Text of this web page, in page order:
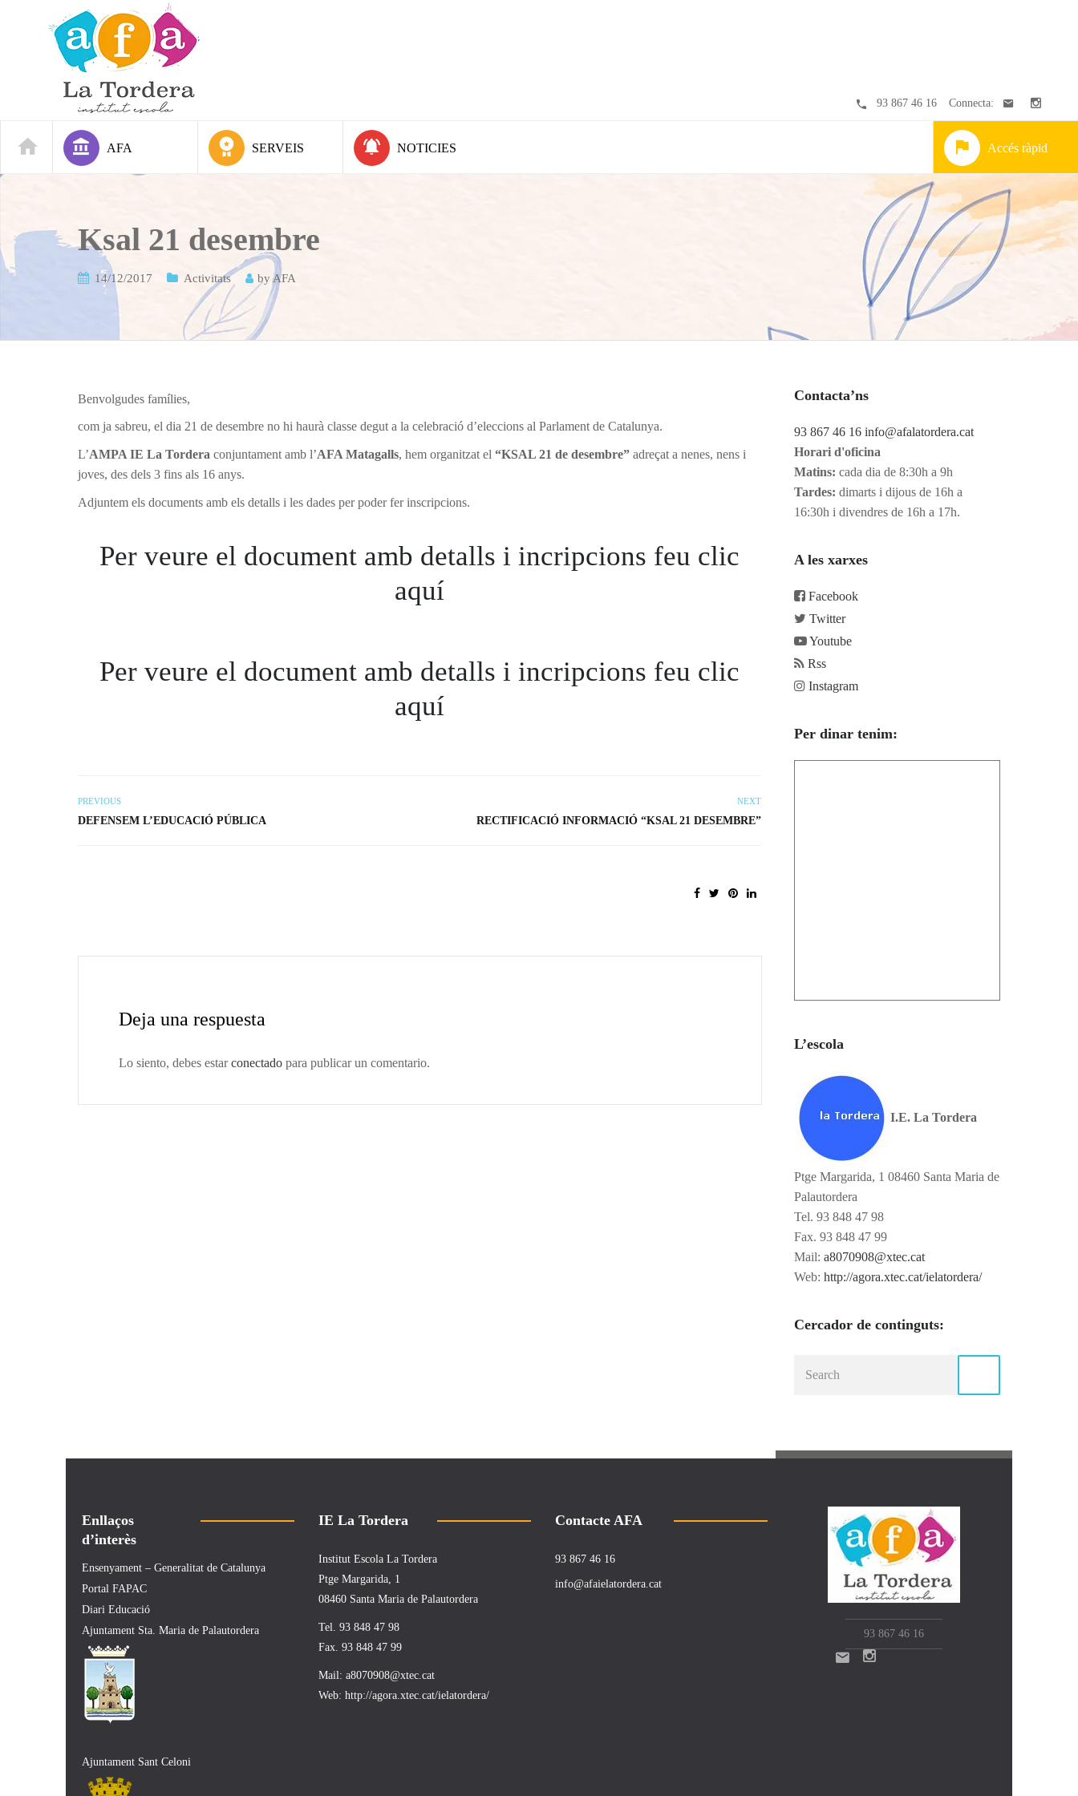
Connecta:
93 867 46 16
AFA SERVEIS NOTICIES Accés ràpid
Ksal 21 desembre
14/12/2017 Activitats byAFA
Benvolgudes famílies,
com ja sabreu, el dia 21 de desembre no hi haurà classe degut a la celebració d’eleccions al Parlament de Catalunya.
L’AMPA IE La Tordera conjuntament amb l’AFA Matagalls, hem organitzat el “KSAL 21 de desembre” adreçat a nenes, nens i
joves, des dels 3 fins als 16 anys.
Adjuntem els documents amb els detalls i les dades per poder fer inscripcions.
Per veure el document amb detalls i incripcions feu clic
aquí
Per veure el document amb detalls i incripcions feu clic
aquí
PREVIOUS
DEFENSEM L’EDUCACIÓ PÚBLICA
NEXT
RECTIFICACIÓ INFORMACIÓ “KSAL 21 DESEMBRE”
Deja una respuesta
Lo siento, debes estarconectado para publicar un comentario.
Contacta’ns
93 867 46 16 info@afalatordera.cat
Horari d'oficina
Matins: cada dia de 8:30h a 9h
Tardes: dimarts i dijous de 16h a
16:30h i divendres de 16h a 17h.
A les xarxes
Facebook
Twitter
Youtube
Rss
Instagram
Per dinar tenim:
L’escola
I.E. La Tordera
Ptge Margarida, 1 08460 Santa Maria de
Palautordera
Tel. 93 848 47 98
Fax. 93 848 47 99
Mail: a8070908@xtec.cat
Web: http://agora.xtec.cat/ielatordera/
Cercador de continguts:
Enllaços
d’interès
Ensenyament – Generalitat de Catalunya
Portal FAPAC
Diari Educació
Ajuntament Sta. Maria de Palautordera
Ajuntament Sant Celoni
IE La Tordera
Institut Escola La Tordera
Ptge Margarida, 1
08460 Santa Maria de Palautordera
Tel. 93 848 47 98
Fax. 93 848 47 99
Mail: a8070908@xtec.cat
Web: http://agora.xtec.cat/ielatordera/
Contacte AFA
93 867 46 16
info@afaielatordera.cat
93 867 46 16